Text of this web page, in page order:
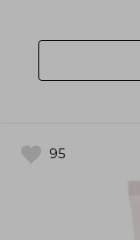
95